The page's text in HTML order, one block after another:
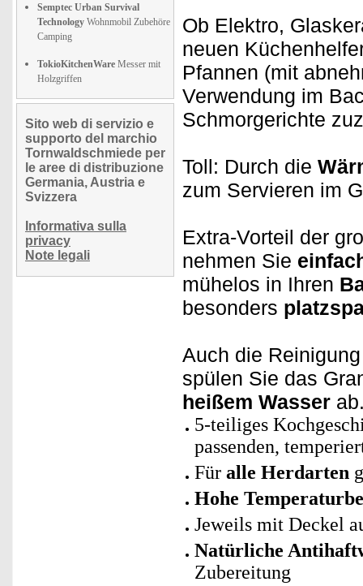
Semptec Urban Survival
Technology Wohnmobil Zubehöre
Camping
TokioKitchenWare Messer mit
Holzgriffen
Sito web di servizio e
supporto del marchio
Tornwaldschmiede per
le aree di distribuzione
Germania, Austria e
Svizzera
Informativa sulla
privacy
Note legali
Ob Elektro,
neuen
Pfannen (mit
Verwendung im
Schmorgerichte
Toll: Durch die
zum Servieren im
Extra-Vorteil der
nehmen Sie
mühelos in Ihren
besonders
Auch die
spülen Sie das
heißem Wasser
5-teiliges
passenden,
Für alle Herdarten
Hohe
Jeweils mit Deckel
Natürliche
Zubereitung